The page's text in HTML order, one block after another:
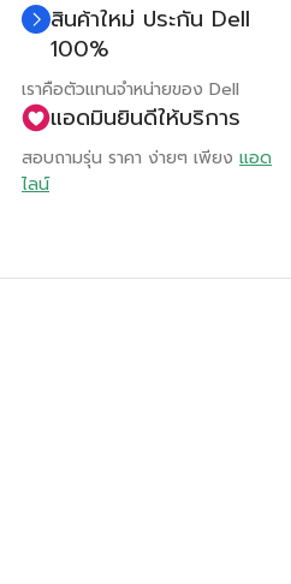
สินค้าใหม่ ประกัน Dell
100%
เราคือตัวแทนจำหน่ายของ Dell
แอดมินยินดีให้บริการ
สอบถามรุ่น ราคา ง่ายๆ เพียง แอด
ไลน์